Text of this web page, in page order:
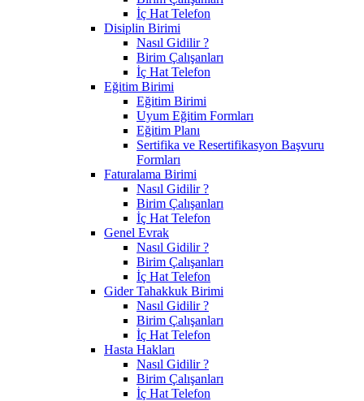
İç Hat Telefon
Disiplin Birimi
Nasıl Gidilir ?
Birim Çalışanları
İç Hat Telefon
Eğitim Birimi
Eğitim Birimi
Uyum Eğitim Formları
Eğitim Planı
Sertifika ve Resertifikasyon Başvuru
Formları
Faturalama Birimi
Nasıl Gidilir ?
Birim Çalışanları
İç Hat Telefon
Genel Evrak
Nasıl Gidilir ?
Birim Çalışanları
İç Hat Telefon
Gider Tahakkuk Birimi
Nasıl Gidilir ?
Birim Çalışanları
İç Hat Telefon
Hasta Hakları
Nasıl Gidilir ?
Birim Çalışanları
İç Hat Telefon